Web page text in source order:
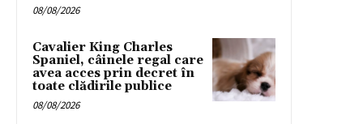
08/08/2026
Cavalier King Charles
Spaniel, câinele regal care
avea acces prin decret în
toate clădirile publice
08/08/2026